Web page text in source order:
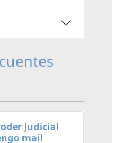
Judicial
mail